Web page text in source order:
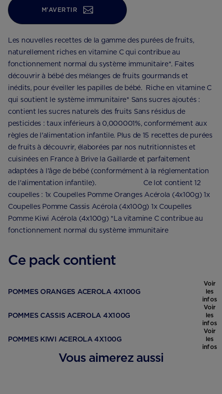
M'AVERTIR
Les nouvelles recettes de la gamme des purées de fruits,
naturellement riches en vitamine C qui contribue au
fonctionnement normal du système immunitaire*. Faites
découvrir à bébé des mélanges de fruits gourmands et
inédits, pour éveiller les papilles de bébé. Riche en vitamine C
qui soutient le système immunitaire* Sans sucres ajoutés :
contient les sucres naturels des fruits Sans résidus de
pesticides : taux inférieurs à 0,000001%, conformément aux
règles de l'alimentation infantile. Plus de 15 recettes de purées
de fruits à découvrir, élaborées par nos nutritionnistes et
cuisinées en France à Brive la Gaillarde et parfaitement
adaptées à l'âge de bébé (conformément à la réglementation
de l'alimentation infantile). ⠀⠀⠀⠀⠀⠀⠀⠀⠀ Ce lot contient 12
coupelles : 1x Coupelles Pomme Oranges Acérola (4x100g) 1x
Coupelles Pomme Cassis Acérola (4x100g) 1x Coupelles
Pomme Kiwi Acérola (4x100g) *La vitamine C contribue au
fonctionnement normal du système immunitaire
Ce pack contient
POMMES ORANGES ACEROLA 4X100G
Voir
les
infos
POMMES CASSIS ACEROLA 4X100G
Voir
les
infos
POMMES KIWI ACEROLA 4X100G
Voir
les
infos
Vous aimerez aussi